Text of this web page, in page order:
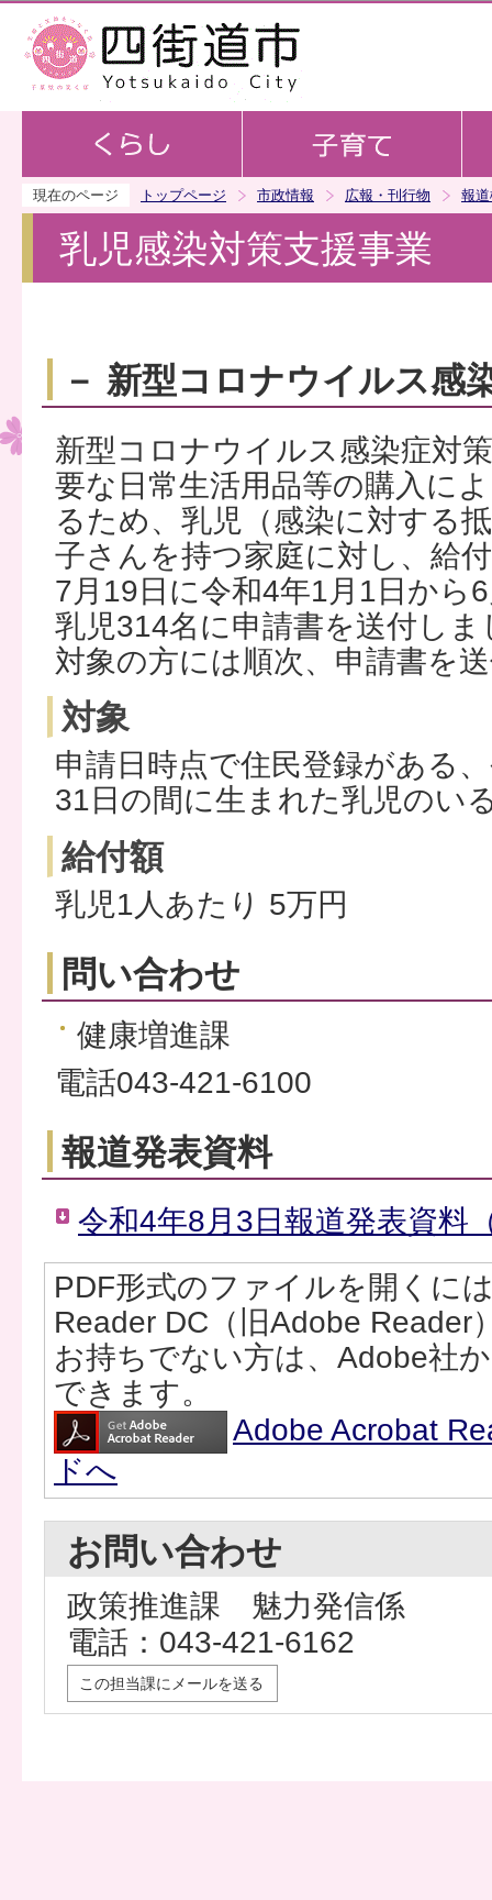
現在のページ トップページ 市政情報 広報・刊行物 報
乳児感染対策支援事業
－ 新型コロナウイルス感
新型コロナウイルス感染症対
要な日常生活用品等の購入に
るため、乳児（感染に対する
子さんを持つ家庭に対し、給
7月19日に令和4年1月1日から
乳児314名に申請書を送付し
対象の方には順次、申請書を
対象
申請日時点で住民登録がある
31日の間に生まれた乳児のい
給付額
乳児1人あたり 5万円
問い合わせ
健康増進課
電話043-421-6100
報道発表資料
令和4年8月3日報道発表資料
PDF形式のファイルを開くに
Reader DC（旧Adobe Reader
お持ちでない方は、Adobe社
できます。
Adobe Acrobat
ドへ
お問い合わせ
政策推進課 魅力発信係
電話：043-421-6162
この担当課にメールを送る